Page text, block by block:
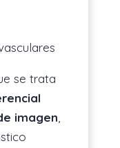
se trata
imagen